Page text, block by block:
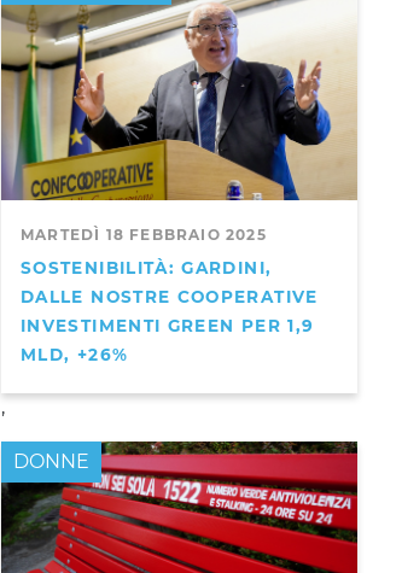
MARTEDÌ 18 FEBBRAIO 2025
SOSTENIBILITÀ: GARDINI,
DALLE NOSTRE COOPERATIVE
INVESTIMENTI GREEN PER 1,9
MLD, +26%
,
DONNE